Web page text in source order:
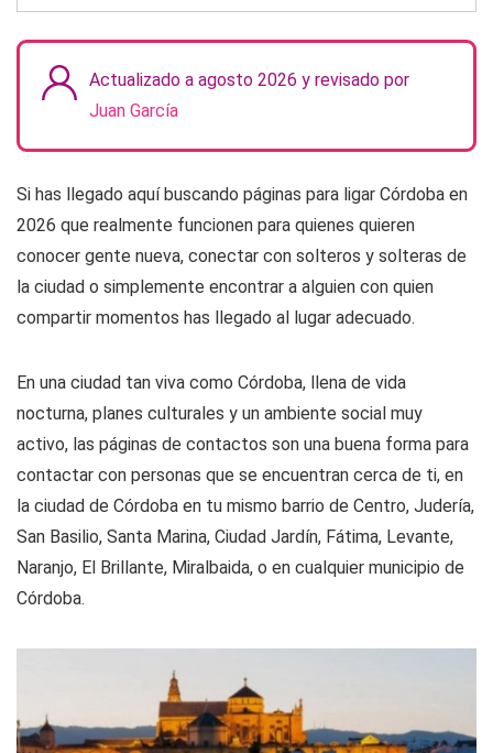
Actualizado a agosto 2026 y revisado por
Juan García
Si has llegado aquí buscando páginas para ligar Córdoba en
2026 que realmente funcionen para quienes quieren
conocer gente nueva, conectar con solteros y solteras de
la ciudad o simplemente encontrar a alguien con quien
compartir momentos has llegado al lugar adecuado.
En una ciudad tan viva como Córdoba, llena de vida
nocturna, planes culturales y un ambiente social muy
activo, las páginas de contactos son una buena forma para
contactar con personas que se encuentran cerca de ti, en
la ciudad de Córdoba en tu mismo barrio de Centro, Judería,
San Basilio, Santa Marina, Ciudad Jardín, Fátima, Levante,
Naranjo, El Brillante, Miralbaida, o en cualquier municipio de
Córdoba.